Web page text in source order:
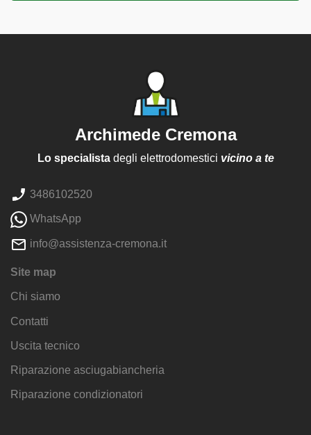
Archimede Cremona
Lo specialistadegli elettrodomestici vicino a te
3486102520
WhatsApp
info@assistenza-cremona.it
Site map
Chi siamo
Contatti
Uscita tecnico
Riparazione asciugabiancheria
Riparazione condizionatori